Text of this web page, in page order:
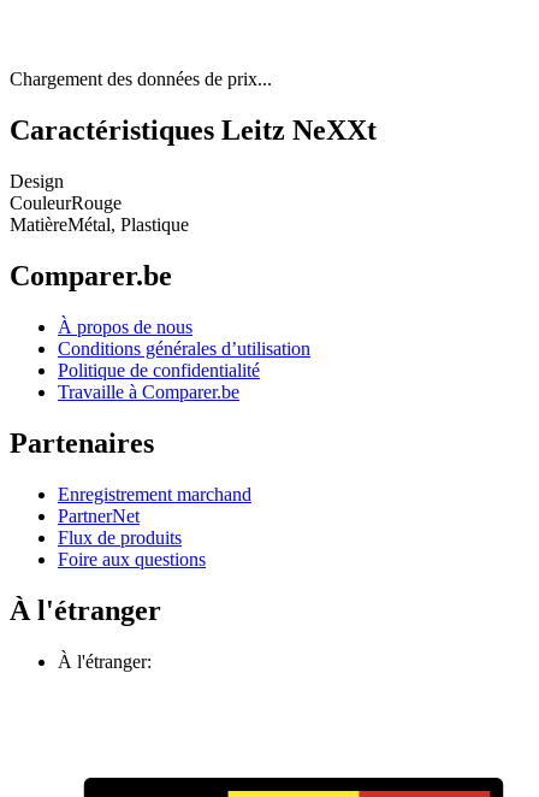
Chargement des données de prix...
Caractéristiques Leitz NeXXt
Design
CouleurRouge
MatièreMétal, Plastique
Comparer.be
À propos de nous
Conditions générales d’utilisation
Politique de confidentialité
Travaille à Comparer.be
Partenaires
Enregistrement marchand
PartnerNet
Flux de produits
Foire aux questions
À l'étranger
À l'étranger: